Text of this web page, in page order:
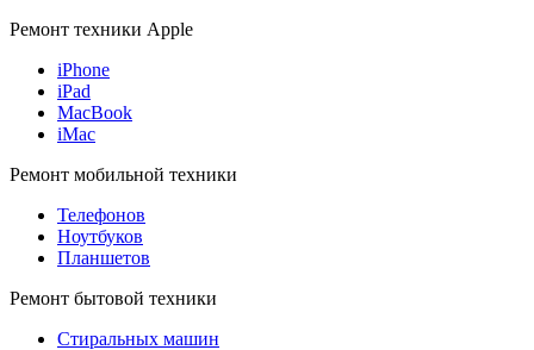
Ремонт техники Apple
iPhone
iPad
MacBook
iMac
Ремонт мобильной техники
Телефонов
Ноутбуков
Планшетов
Ремонт бытовой техники
Стиральных машин